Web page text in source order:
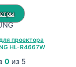
Этот
имеет
несколько
вариаций.
проектора
HL-R4667W
0 из 5